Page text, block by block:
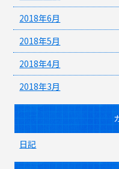
2018年6月
2018年5月
2018年4月
2018年3月
日記